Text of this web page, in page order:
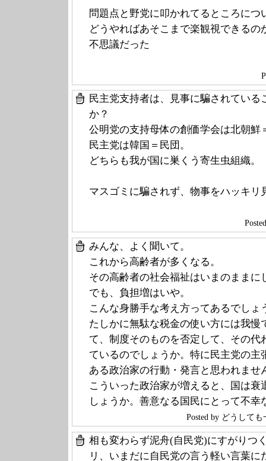
問題点と野党に叩かれてるところにつ
どうやればあそこまで楽観視できるの
不思議だった
民主党支持者は、見事に騙されてい
か？
公明党の支持母体の創価学会は北朝鮮
民主党は韓国＝民団。
どちらも我が国に巣くう寄生虫組織。
マスゴミに騙されず、物事をハッキリ
みんな、よく聞いて。
これから高齢者が多くなる。
その高齢者の社会福祉はいまのままに
でも、負担増はいや。
こんな身勝手な考え方ってあるでしょ
たしかに無駄な税金の使い方には我慢
て、制度そのものを否定して、その代
ているのでしょうか。特に民主党の主
ある政治家の行動・発言と思われませ
こういった政治家が増えると、国は
しょうか。善意なる国民にとって不幸
Posted by どうして
相も変わらず泥舟(自民党)にすがりつ
リ、いまだに自民党の言う軽い言葉